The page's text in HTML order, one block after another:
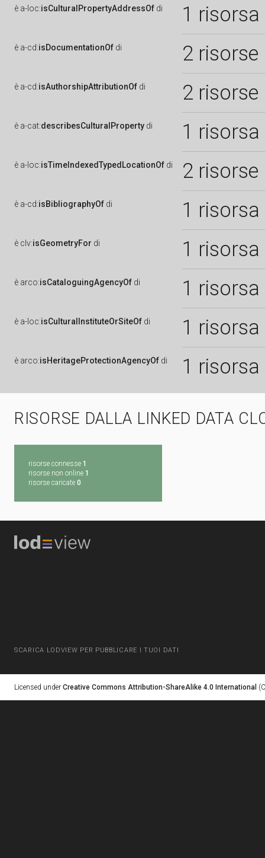
è a-loc:isCulturalPropertyAddressOf di 1 risorsa
è a-cd:isDocumentationOf di 2 risorse
è a-cd:isAuthorshipAttributionOf di 2 risorse
è a-cat:describesCulturalProperty di 1 risorsa
è a-loc:isTimeIndexedTypedLocationOf di 2 risorse
è a-cd:isBibliographyOf di 1 risorsa
è clv:isGeometryFor di 1 risorsa
è arco:isCataloguingAgencyOf di 1 risorsa
è a-loc:isCulturalInstituteOrSiteOf di 1 risorsa
è arco:isHeritageProtectionAgencyOf di 1 risorsa
RISORSE DALLA LINKED DATA
risorse connesse 1
risorse non online 1
risorse caricate 0
SCARICA LODVIEW PER PUBBLICARE I TUOI DATI
Licensed under Creative Commons Attribution-ShareAlike 4.0 International